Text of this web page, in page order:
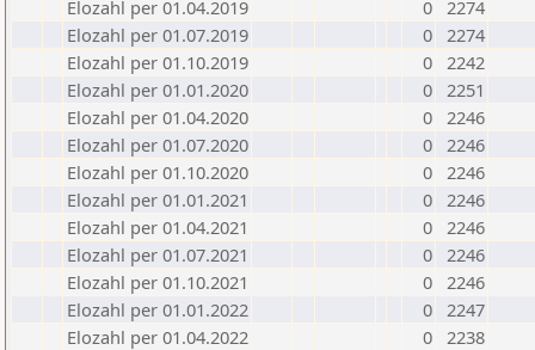
Elozahl per 01.04.2019
0 2274
Elozahl per 01.07.2019
0 2274
Elozahl per 01.10.2019
0 2242
Elozahl per 01.01.2020
0 2251
Elozahl per 01.04.2020
0 2246
Elozahl per 01.07.2020
0 2246
Elozahl per 01.10.2020
0 2246
Elozahl per 01.01.2021
0 2246
Elozahl per 01.04.2021
0 2246
Elozahl per 01.07.2021
0 2246
Elozahl per 01.10.2021
0 2246
Elozahl per 01.01.2022
0 2247
Elozahl per 01.04.2022
0 2238